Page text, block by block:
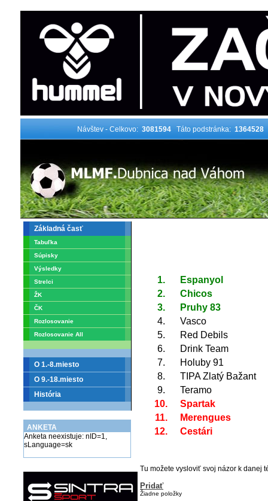
Návštev - Celkovo: 3081594 Táto podstránka: 1364528
Základná časť
Tabuľka
Súpisky
Výsledky
Strelci
ŽK
ČK
Rozlosovanie
Rozlosovanie All
O 1.-8.miesto
O 9.-18.miesto
História
ANKETA
Anketa neexistuje: nID=1,
sLanguage=sk
1.
Espanyol
2.
Chicos
3.
Pruhy 83
4.
Vasco
5.
Red Debils
6.
Drink Team
7.
Holuby 91
8.
TIPA Zlatý Bažant
9.
Teramo
10.
Spartak
11.
Merengues
12.
Cestári
Tu možete vysloviť svoj názor k danej
Pridať
Žiadne položky